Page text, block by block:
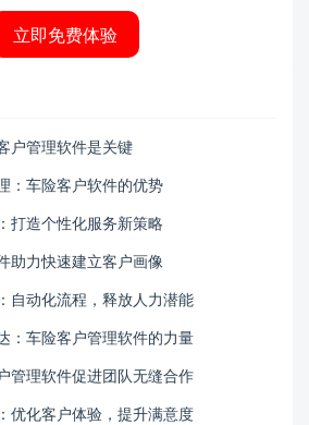
立即免费体验
户管理软件是关键
：车险客户软件的优势
打造个性化服务新策略
助力快速建立客户画像
自动化流程，释放人力潜能
：车险客户管理软件的力量
管理软件促进团队无缝合作
优化客户体验，提升满意度